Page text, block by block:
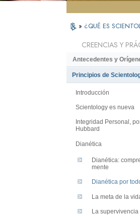
» ¿QUÉ ES
CREENCIAS Y
Antecedentes y
Principios de
Introducción
Scientology es nueva
Integridad Personal,
Hubbard
Dianética
Dianética:
mente
Dianética por
La meta de la
La supervivencia